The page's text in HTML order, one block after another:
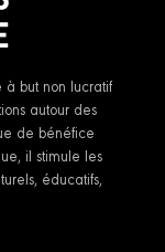
à but non lucratif
autour des
de bénéfice
il stimule les
éducatifs,